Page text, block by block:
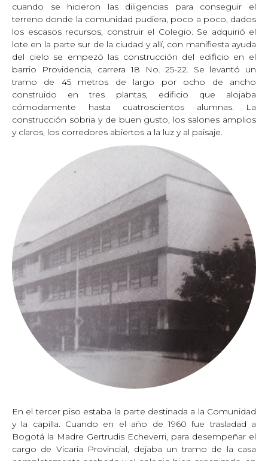
cuando se hicieron las diligencias para conseguir el
terreno donde la comunidad pudiera, poco a poco, dados
los escasos recursos, construir el Colegio. Se adquirió el
lote en la parte sur de la ciudad y allí, con manifiesta ayuda
del cielo se empezó las construcción del edificio en el
barrio Providencia, carrera 18 No. 25-22. Se levantó un
tramo de 45 metros de largo por ocho de ancho
construido en tres plantas, edificio que alojaba
cómodamente hasta cuatroscientos alumnas. La
construcción sobria y de buen gusto, los salones amplios
y claros, los corredores abiertos a la luz y al paisaje.
En el tercer piso estaba la parte destinada a la Comunidad
y la capilla. Cuando en el año de 1960 fue trasladad a
Bogotá la Madre Gertrudis Echeverri, para desempeñar el
cargo de Vicaria Provincial, dejaba un tramo de la casa